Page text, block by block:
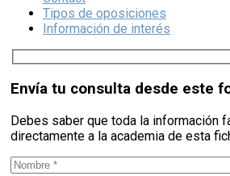
Tipos de oposiciones
Información de interés
Envía tu consulta desde este
Debes saber que toda la información
directamente a la academia de esta